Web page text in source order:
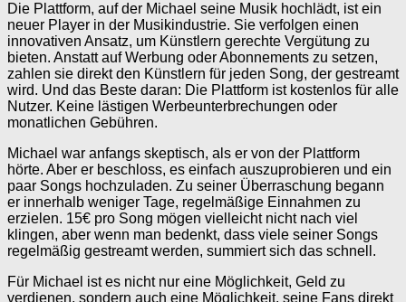
Die Plattform, auf der Michael seine Musik hochlädt, ist ein
neuer Player in der Musikindustrie. Sie verfolgen einen
innovativen Ansatz, um Künstlern gerechte Vergütung zu
bieten. Anstatt auf Werbung oder Abonnements zu setzen,
zahlen sie direkt den Künstlern für jeden Song, der gestreamt
wird. Und das Beste daran: Die Plattform ist kostenlos für alle
Nutzer. Keine lästigen Werbeunterbrechungen oder
monatlichen Gebühren.
Michael war anfangs skeptisch, als er von der Plattform
hörte. Aber er beschloss, es einfach auszuprobieren und ein
paar Songs hochzuladen. Zu seiner Überraschung begann
er innerhalb weniger Tage, regelmäßige Einnahmen zu
erzielen. 15€ pro Song mögen vielleicht nicht nach viel
klingen, aber wenn man bedenkt, dass viele seiner Songs
regelmäßig gestreamt werden, summiert sich das schnell.
Für Michael ist es nicht nur eine Möglichkeit, Geld zu
verdienen, sondern auch eine Möglichkeit, seine Fans direkt